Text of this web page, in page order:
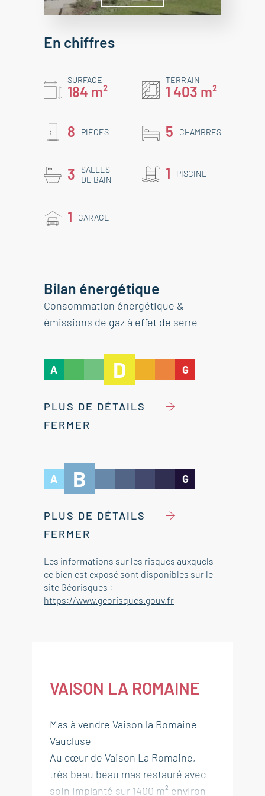
En chiffres
SURFACE
184 m²
TERRAIN
1 403 m²
8 PIÈCES 5 CHAMBRES
3
SALLES
DE BAIN
1 PISCINE
1 GARAGE
Bilan énergétique
Consommation énergétique &
émissions de gaz à effet de serre
A D G
PLUS DE DÉTAILS
FERMER
A B G
PLUS DE DÉTAILS
FERMER
Les informations sur les risques auxquels
ce bien est exposé sont disponibles sur le
site Géorisques :
https://www.georisques.gouv.fr
VAISON LA ROMAINE
Mas à vendre Vaison la Romaine -
Vaucluse
Au cœur de Vaison La Romaine,
très beau beau mas restauré avec
soin implanté sur 1400 m² environ